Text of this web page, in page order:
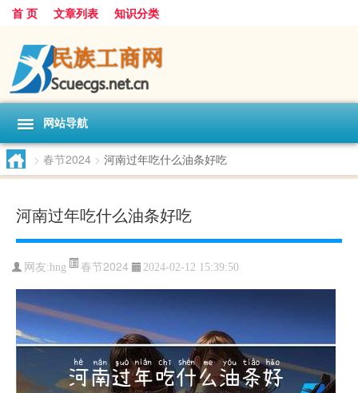
首 页 文章列表 知识分类
网站导航
> 春节2024 > 河南过年吃什么油条好吃
河南过年吃什么油条好吃
网友:hng 春节2024 2024-02-12 15:39:50